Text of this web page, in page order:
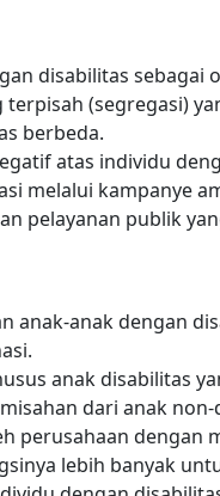
disabilitas sebagai
(segregasi)
berbeda.
atas individu
melalui kampanye
pelayanan publik
anak-anak dengan
anak disabilitas
dari anak non-
perusahaan
lebih banyak